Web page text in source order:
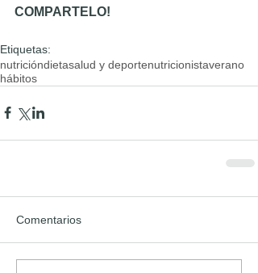
COMPARTELO!
Etiquetas:
nutricióndietasalud y deportenutricionistaverano
hábitos
Comentarios